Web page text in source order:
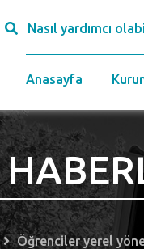
Nasıl yardımcı
Anasayfa
Öğrenciler yerel